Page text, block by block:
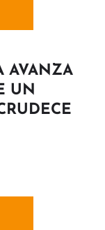
AVANZA
UN